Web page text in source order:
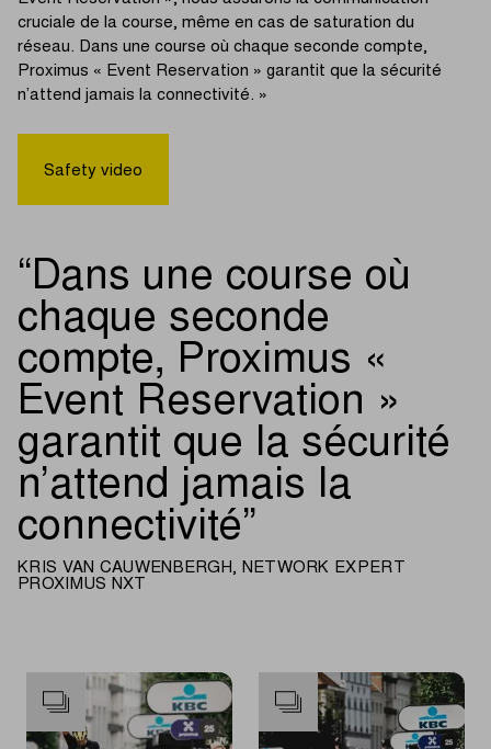
cruciale de la course, même en cas de saturation du
réseau. Dans une course où chaque seconde compte,
Proximus « Event Reservation » garantit que la sécurité
n’attend jamais la connectivité. »
Safety video
Dans une course où
chaque seconde
compte, Proximus «
Event Reservation »
garantit que la sécurité
n’attend jamais la
connectivité
KRIS VAN CAUWENBERGH, NETWORK EXPERT
PROXIMUS NXT